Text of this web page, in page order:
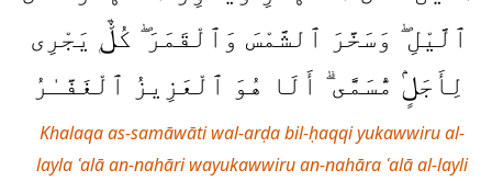
ٱلَّيْلِ ۖ وَسَخَّرَ ٱلشَّمْسَ وَٱلْقَمَرَ ۖ كُلٌّۭ يَجْرِى
لِأَجَلٍۢ مُّسَمًّى ۗ أَلَا هُوَ ٱلْعَزِيزُ ٱلْغَفَّـٰرُ
Khalaqa as-samāwāti wal-arḍa bil-ḥaqqi yukawwiru al-
layla ʿalā an-nahāri wayukawwiru an-nahāra ʿalā al-layli